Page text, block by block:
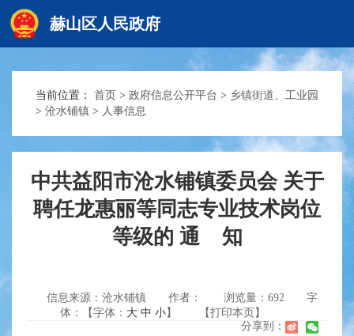
赫山区人民政府
赫山首页
信息公开
当前位置： 首页 > 政府信息公开平台 > 乡镇街道、工业园
> 沧水铺镇 > 人事信息
中共益阳市沧水铺镇委员会 关于
聘任龙惠丽等同志专业技术岗位
等级的 通 知
信息来源：沧水铺镇 作者： 浏览量： 692
字
体：【字体： 大 中 小】
【打印本页】
分享到：